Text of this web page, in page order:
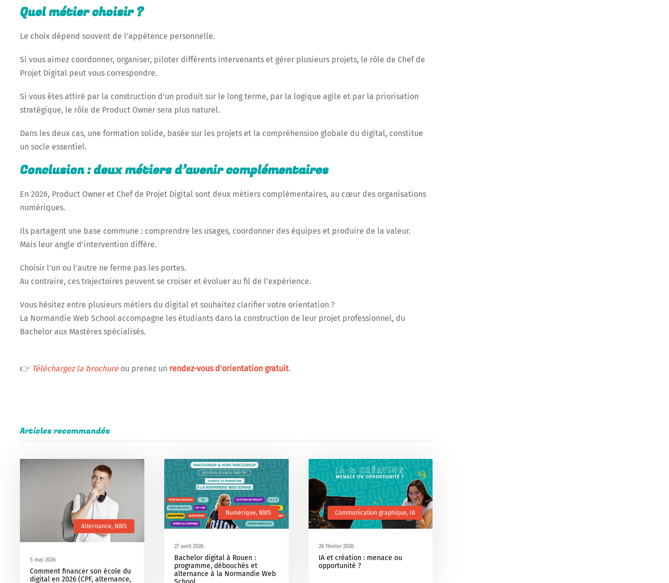
Quel métier choisir ?
Le choix dépend souvent de l’appétence personnelle.
Si vous aimez coordonner, organiser, piloter différents intervenants et gérer plusieurs projets, le rôle de Chef de
Projet Digital peut vous correspondre.
Si vous êtes attiré par la construction d’un produit sur le long terme, par la logique agile et par la priorisation
stratégique, le rôle de Product Owner sera plus naturel.
Dans les deux cas, une formation solide, basée sur les projets et la compréhension globale du digital, constitue
un socle essentiel.
Conclusion : deux métiers d’avenir complémentaires
En 2026, Product Owner et Chef de Projet Digital sont deux métiers complémentaires, au cœur des organisations
numériques.
Ils partagent une base commune : comprendre les usages, coordonner des équipes et produire de la valeur.
Mais leur angle d’intervention diffère.
Choisir l’un ou l’autre ne ferme pas les portes.
Au contraire, ces trajectoires peuvent se croiser et évoluer au fil de l’expérience.
Vous hésitez entre plusieurs métiers du digital et souhaitez clarifier votre orientation ?
La Normandie Web School accompagne les étudiants dans la construction de leur projet professionnel, du
Bachelor aux Mastères spécialisés.
👉 Téléchargez la brochureou prenez un rendez-vous d’orientation gratuit.
Articles recommandés
Alternance, NWS
5 mai 2026
Comment financer son école du
digital en 2026 (CPF, alternance,
Numérique, NWS
27 avril 2026
Bachelor digital à Rouen :
programme, débouchés et
alternance à la Normandie Web
Communication graphique, IA
26 février 2026
IA et création : menace ou
opportunité ?